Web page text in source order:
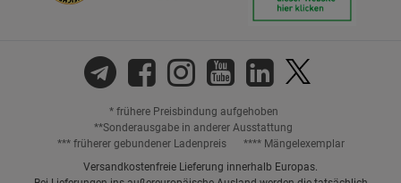
* frühere Preisbindung aufgehoben
**Sonderausgabe in anderer Ausstattung
*** früherer gebundener Ladenpreis
**** Mängelexemplar
Versandkostenfreie Lieferung innerhalb Europas.